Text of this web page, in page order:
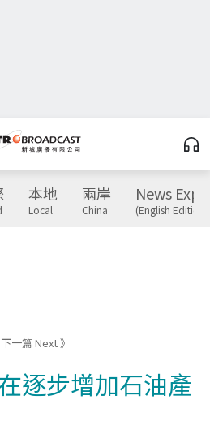
本地
Local
兩岸
China
News
(English Edition)
下一篇 Next 》
逐步增加石油產